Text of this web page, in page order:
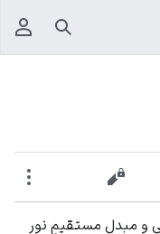
جستجو
نمایش مبدأ
و مبدلِ مستقیمِ نور